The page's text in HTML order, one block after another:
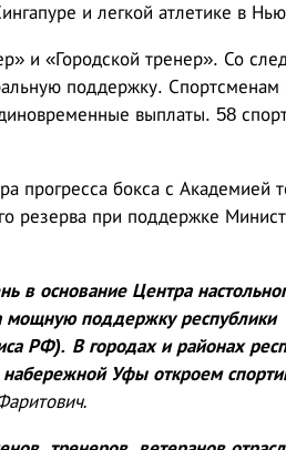
и легкой атлетике в
и «Городской тренер». Со
поддержку. Спортсменам
выплаты. 58
прогресса бокса с Академией
резерва при поддержке
основание Центра
мощную поддержку республики
РФ). В городах и районах
Уфы откроем